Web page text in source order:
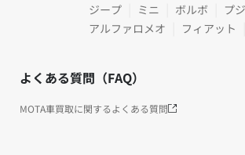
ジープ
ミニ ボルボ
プ
アルファロメオ
フィアット
よくある質問（FAQ）
MOTA車買取に関するよくある質問